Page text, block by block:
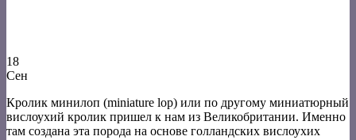
18
Сен
Кролик минилоп (miniature lop) или по другому миниатюрный
вислоухий кролик пришел к нам из Великобритании. Именно
там создана эта порода на основе голландских вислоухих